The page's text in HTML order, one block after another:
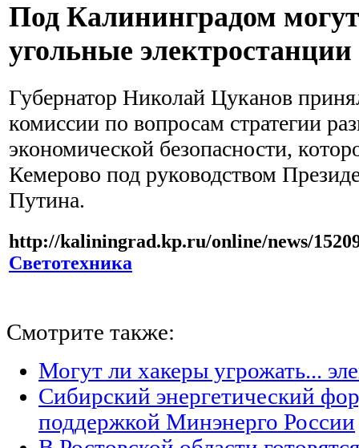
Под Калининградом
угольные электростанции
Губернатор Николай Цуканов
комиссии по вопросам стратегии
экономической безопасности,
Кемерово под руководством
Путина.
http://kaliningrad.kp.ru/online/news/
Светотехника
Смотрите также:
Могут ли хакеры угрожать...
Сибирский энергетический
поддержкой Минэнерго России